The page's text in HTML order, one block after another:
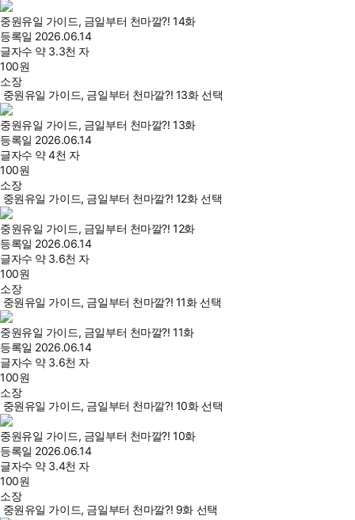
중원유일 가이드, 금일부터 천마깔?! 14화
등록일 2026.06.14
글자수 약 3.3천 자
100원
소장
중원유일 가이드, 금일부터 천마깔?! 13화 선택
중원유일 가이드, 금일부터 천마깔?! 13화
등록일 2026.06.14
글자수 약 4천 자
100원
소장
중원유일 가이드, 금일부터 천마깔?! 12화 선택
중원유일 가이드, 금일부터 천마깔?! 12화
등록일 2026.06.14
글자수 약 3.6천 자
100원
소장
중원유일 가이드, 금일부터 천마깔?! 11화 선택
중원유일 가이드, 금일부터 천마깔?! 11화
등록일 2026.06.14
글자수 약 3.6천 자
100원
소장
중원유일 가이드, 금일부터 천마깔?! 10화 선택
중원유일 가이드, 금일부터 천마깔?! 10화
등록일 2026.06.14
글자수 약 3.4천 자
100원
소장
중원유일 가이드, 금일부터 천마깔?! 9화 선택